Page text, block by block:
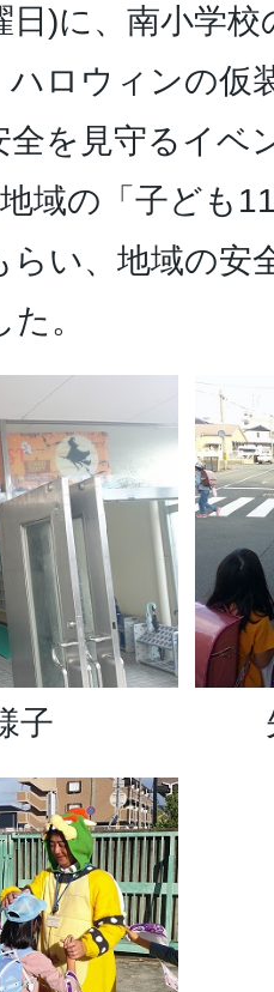
日)に、南小学
ハロウィンの仮
全を見守るイベ
域の「子ども
らい、地域の安
。
子